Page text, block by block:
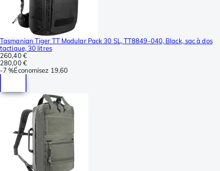
Tasmanian Tiger TT Modular Pack 30 SL, TT8849-040, Black, sac à dos
tactique, 30 litres
260,40 €
280,00 €
-7 %Économisez 19,60